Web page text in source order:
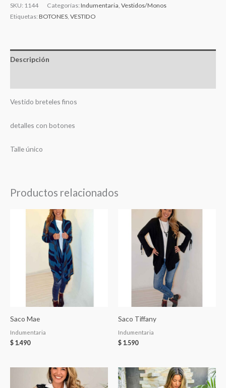
SKU: 1144 Categorías: Indumentaria Vestidos/Monos
Etiquetas: BOTONES VESTIDO
Descripción
Vestido breteles finos
detalles con botones
Talle único
Productos relacionados
Saco Mae
Indumentaria
$ 1.490
Saco Tiffany
Indumentaria
$ 1.590